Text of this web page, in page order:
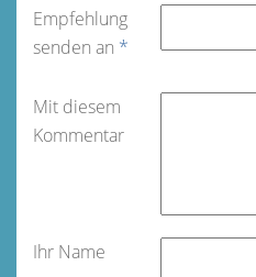
Empfehlung
senden an *
Mit diesem
Kommentar
Ihr Name